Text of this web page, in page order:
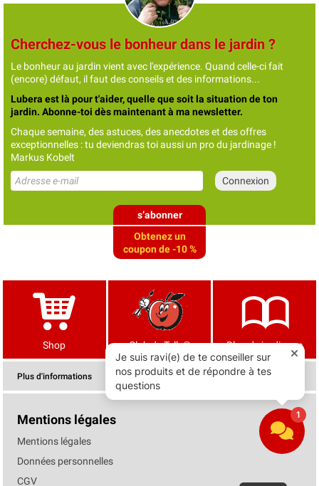
Cherchez-vous le bonheur dans le jardin ?
Le bonheur au jardin vient avec l'expérience. Quand celle-ci fait
(encore) défaut, il faut des conseils et des informations...
Lubera est là pour t'aider, quelle que soit la situation de ton
jardin. Abonne-toi dès maintenant à ma newsletter.
Chaque semaine, des astuces, des anecdotes et des offres
exceptionnelles : tu deviendras toi aussi un pro du jardinage !
Markus Kobelt
s’abonner
Obtenez un
coupon de -10 %
Shop Club de Tells® Blog de jardinage
Plus d'informations
Mentions légales
Mentions légales
Données personnelles
CGV